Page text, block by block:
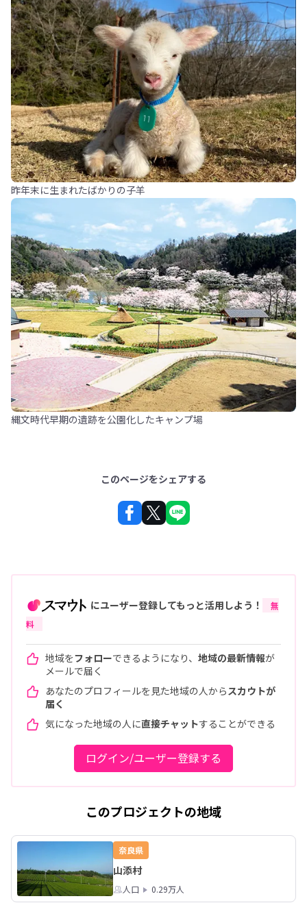
昨年末に生まれたばかりの子羊
縄文時代早期の遺跡を公園化したキャンプ場
このページをシェアする
にユーザー登録してもっと活用しよう！
無
料
地域をフォローできるようになり、 地域の最新情報が
メールで届く
あなたのプロフィールを見た地域の人から スカウトが
届く
気になった地域の人に直接チャットすることができる
ログイン/ユーザー登録する
このプロジェクトの地域
奈良県
山添村
人口 0.29万人